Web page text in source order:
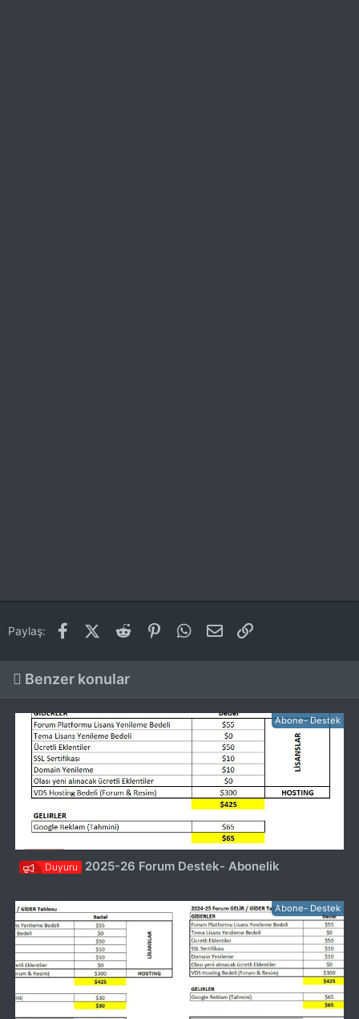
Paylaş: FacebookX (Twitter)
Reddit PinterestWhatsApp
E-posta
Benzer konular
Abone- Destek
Duyuru 2025-26 Forum Destek- Abonelik
Abone- Destek